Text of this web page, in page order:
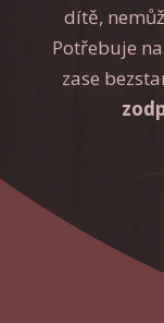
dítě,
Potřebuje
zase